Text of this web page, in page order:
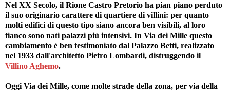
Nel XX Secolo, il Rione Castro Pretorio ha pian piano perduto
il suo originario carattere di quartiere di villini: per quanto
molti edifici di questo tipo siano ancora ben visibili, al loro
fianco sono nati palazzi più intensivi. In Via dei Mille questo
cambiamento è ben testimoniato dal Palazzo Betti, realizzato
nel 1933 dall'architetto Pietro Lombardi, distruggendo il
Villino Aghemo.
Oggi Via dei Mille, come molte strade della zona, per via della